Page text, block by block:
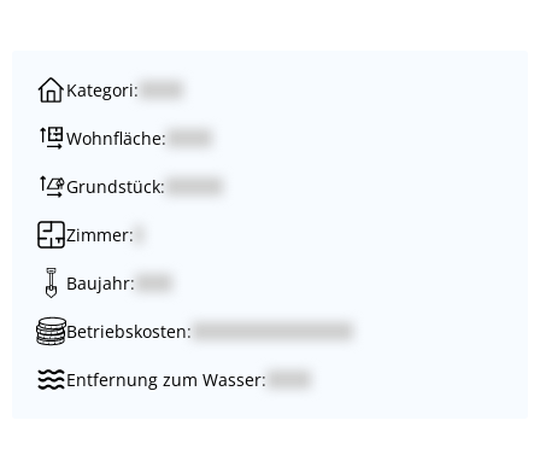
Kategori:
Wohnfläche:
Grundstück:
Zimmer:
Baujahr:
Betriebskosten:
Entfernung zum Wasser: